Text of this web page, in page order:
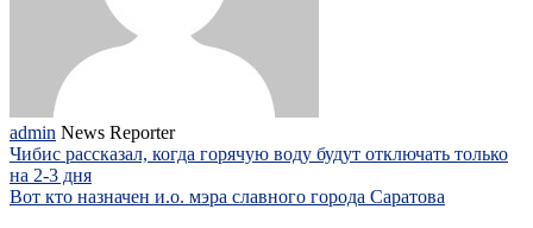
admin News Reporter
Чибис рассказал, когда горячую воду будут отключать только
на 2-3 дня
Вот кто назначен и.о. мэра славного города Саратова